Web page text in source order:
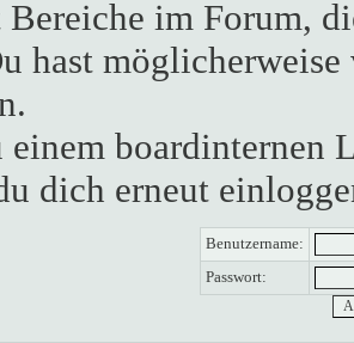
Bereiche im Forum,
hast
einem boardinternen
dich erneut
Benutzername:
Passwort: